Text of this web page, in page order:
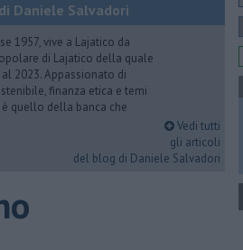
di Daniele Salvadori
1957, vive a Lajatico da
di Lajatico della quale
2023. Appassionato di
finanza etica e temi
quello della banca che
Vedi tutti
gli articoli
del blog di Daniele Salvadori